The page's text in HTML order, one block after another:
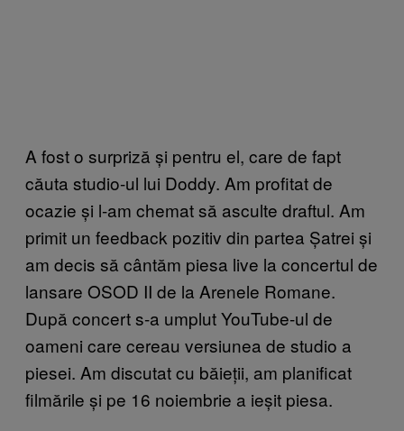
A fost o surpriză și pentru el, care de fapt
căuta studio-ul lui Doddy. Am profitat de
ocazie și l-am chemat să asculte draftul. Am
primit un feedback pozitiv din partea Șatrei și
am decis să cântăm piesa live la concertul de
lansare OSOD II de la Arenele Romane.
După concert s-a umplut YouTube-ul de
oameni care cereau versiunea de studio a
piesei. Am discutat cu băieții, am planificat
filmările și pe 16 noiembrie a ieșit piesa.